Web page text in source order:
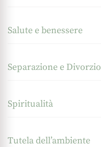
Salute e benessere
Separazione e Divorzio
Spiritualità
Tutela dell’ambiente